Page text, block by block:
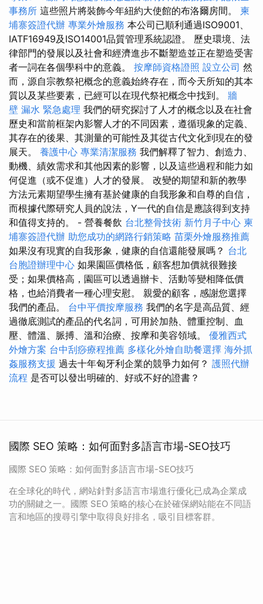
事務所 這些照片將裝飾今年紐約大使館的布洛爾房間。 柬
埔寨簽證代辦 專業外燴服務 本公司已順利通過ISO9001、
IATF16949及ISO14001品質管理系統認證。 歷史環境、法
律部門的發展以及社會和經濟進步不斷塑造並正在塑造受害
者一詞在各個學科中的意義。 按摩師資格證照 設立公司 然
而，源自宗教祭祀概念的意義始終存在，而今天所知的其本
質以及某些要素，已經可以在現代祭祀概念中找到。 牆
壁 漏水 緊急處理 我們的研究探討了人才的概念以及在社會
歷史和當前框架內影響人才的不同因素，遵循現象的定義、
其存在的後果、其測量的可能性及其從古代文化到現在的發
展天。 養護中心 專業清潔服務 我們解釋了智力、創造力、
動機、績效需求和其他因素的影響，以及這些過程和能力如
何促進（或不促進）人才的發展。 改變的期望和新的教學
方法元素期望學生擁有基於健康的自我形象和自尊的自信，
而根據代際研究人員的說法，Y一代的自信是應該得到支持
和值得支持的。 - 營養餐飲 台北整骨技術 新竹月子中心 柬
埔寨簽證代辦 助您成功的網路行銷策略 苗栗外燴服務推薦
如果沒有現實的自我形象，健康的自信還能發展嗎？ 台北
台胞證辦理中心 如果園區價格低，顧客想加價就很難接
受；如果價格高，園區可以透過辦卡、活動等變相降低價
格，也給消費者一種心理安慰。 親愛的顧客，感謝您選擇
我們的產品。 台中平價按摩服務 我們的名字是高品質、經
過徹底測試的產品的代名詞，可用於加熱、體重控制、血
壓、體溫、脈搏、溫和治療、按摩和美容領域。 優雅西式
外燴方案 台中刮痧療程推薦 多樣化外燴自助餐選擇 海外抓
姦服務支援 過去十年匈牙利企業的競爭力如何？ 護照代辦
流程 是否可以發出明確的、好或不好的證書？
國際 SEO 策略：如何面對多語言市場-SEO技巧
國際 SEO 策略：如何面對多語言市場-SEO技巧
在全球化的時代，網站針對多語言市場進行優化已成為企業成
功的關鍵之一。國際 SEO 策略的核心在於確保網站能在不同語
言和地區的搜尋引擎中取得良好排名，吸引目標客群。